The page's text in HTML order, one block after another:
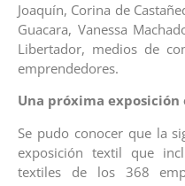
Joaquín, Corina de
Guacara, Vanessa
Libertador, medios de
emprendedores.
Una próxima exposición
Se pudo conocer que la
exposición textil que
textiles de los 368